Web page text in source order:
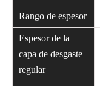
Rango de espesor
Espesor de la
capa de desgaste
regular